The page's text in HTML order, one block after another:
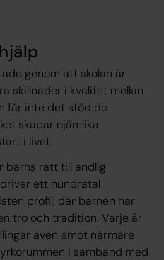
genom att skolan är
skillnader i kvalitet mellan
får inte det stöd de
skapar ojämlika
i livet.
barns rätt till andlig
ett hundratal
profil, där barnen har
tro och tradition. Varje år
även emot närmare
i samband med